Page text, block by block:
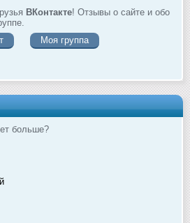
ВКонтакте! Отзывы о сайте и обо
Моя группа
больше?